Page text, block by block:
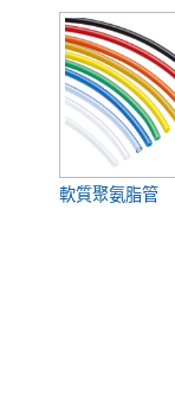
軟質聚氨脂管